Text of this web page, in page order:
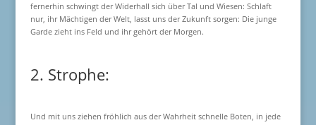
fernerhin schwingt der Widerhall sich über Tal und Wiesen: Schlaft
nur, ihr Mächtigen der Welt, lasst uns der Zukunft sorgen: Die junge
Garde zieht ins Feld und ihr gehört der Morgen.
2. Strophe:
Und mit uns ziehen fröhlich aus der Wahrheit schnelle Boten, in jede